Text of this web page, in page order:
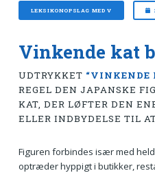
LEKSIKONOPSLAG MED V
Vinkende kat
UDTRYKKET “VINKENDE
REGEL DEN JAPANSKE
KAT, DER LØFTER DEN
ELLER INDBYDELSE TIL
Figuren forbindes især med
optræder hyppigt i butikker,